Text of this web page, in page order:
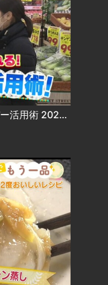
値上げの春も乗り切れる！業務スーパー活用術 2022.03.25放送